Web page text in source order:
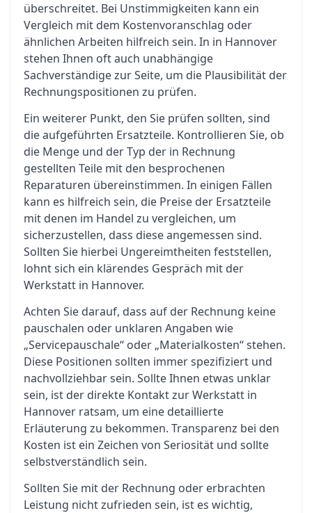
überschreitet. Bei Unstimmigkeiten kann ein
Vergleich mit dem Kostenvoranschlag oder
ähnlichen Arbeiten hilfreich sein. In in Hannover
stehen Ihnen oft auch unabhängige
Sachverständige zur Seite, um die Plausibilität der
Rechnungspositionen zu prüfen.
Ein weiterer Punkt, den Sie prüfen sollten, sind
die aufgeführten Ersatzteile. Kontrollieren Sie, ob
die Menge und der Typ der in Rechnung
gestellten Teile mit den besprochenen
Reparaturen übereinstimmen. In einigen Fällen
kann es hilfreich sein, die Preise der Ersatzteile
mit denen im Handel zu vergleichen, um
sicherzustellen, dass diese angemessen sind.
Sollten Sie hierbei Ungereimtheiten feststellen,
lohnt sich ein klärendes Gespräch mit der
Werkstatt in Hannover.
Achten Sie darauf, dass auf der Rechnung keine
pauschalen oder unklaren Angaben wie
„Servicepauschale“ oder „Materialkosten“ stehen.
Diese Positionen sollten immer spezifiziert und
nachvollziehbar sein. Sollte Ihnen etwas unklar
sein, ist der direkte Kontakt zur Werkstatt in
Hannover ratsam, um eine detaillierte
Erläuterung zu bekommen. Transparenz bei den
Kosten ist ein Zeichen von Seriosität und sollte
selbstverständlich sein.
Sollten Sie mit der Rechnung oder erbrachten
Leistung nicht zufrieden sein, ist es wichtig,